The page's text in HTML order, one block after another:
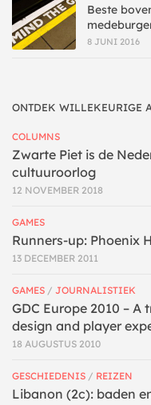
Beste
8 JUNI 2016
ONTDEK WILLEKEURIGE
COLUMNS
Zwarte Piet is de
cultuuroorlog
12 NOVEMBER 2018
GAMES
Runners-up: Phoenix
13 DECEMBER 2011
GAMES / JOURNALISTIEK
GDC Europe 2010 –
design and player
18 AUGUSTUS 2010
GESCHIEDENIS / REIZEN
Libanon (2c): baden